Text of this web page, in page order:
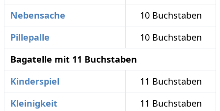
Nebensache
10 Buchstaben
Pillepalle
10 Buchstaben
Bagatelle mit 11 Buchstaben
Kinderspiel
11 Buchstaben
Kleinigkeit
11 Buchstaben